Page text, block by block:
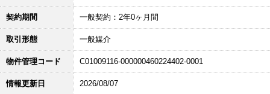
契約期間 一般契約：2年0ヶ月間
取引形態 一般媒介
物件管理コード C01009116-000000460224402-0001
情報更新日 2026/08/07